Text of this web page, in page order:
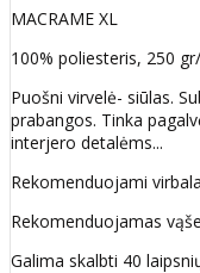
MACRAME XL
100% poliesteris, 250
Puošni virvelė- siūlas.
prabangos. Tinka
interjero detalėms...
Rekomenduojami
Rekomenduojamas
Galima skalbti 40